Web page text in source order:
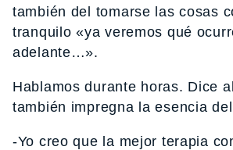
también del tomarse las cosas
tranquilo «ya veremos qué
adelante…».
Hablamos durante horas. Dice
también impregna la esencia
-Yo creo que la mejor terapia